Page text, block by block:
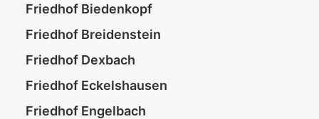
Friedhof Biedenkopf
Friedhof Breidenstein
Friedhof Dexbach
Friedhof Eckelshausen
Friedhof Engelbach